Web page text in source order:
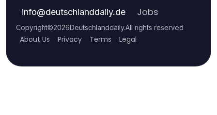
info@deutschlanddaily.de Jobs
Copyright©2026Deutschlanddaily.All rights reserved
About Us Privacy Terms Legal